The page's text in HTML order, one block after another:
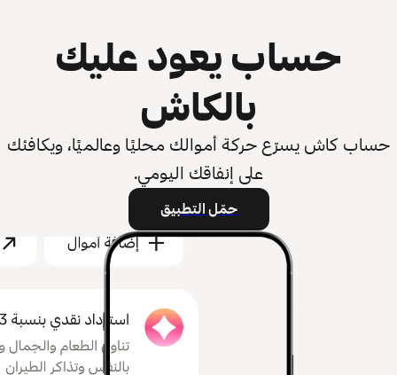
حساب يعود عليك
بالكاش
حساب كاش يسرّع حركة أموالك محليًا وعالميًا، ويكافئك
على إنفاقك اليومي.
حمّل التطبيق